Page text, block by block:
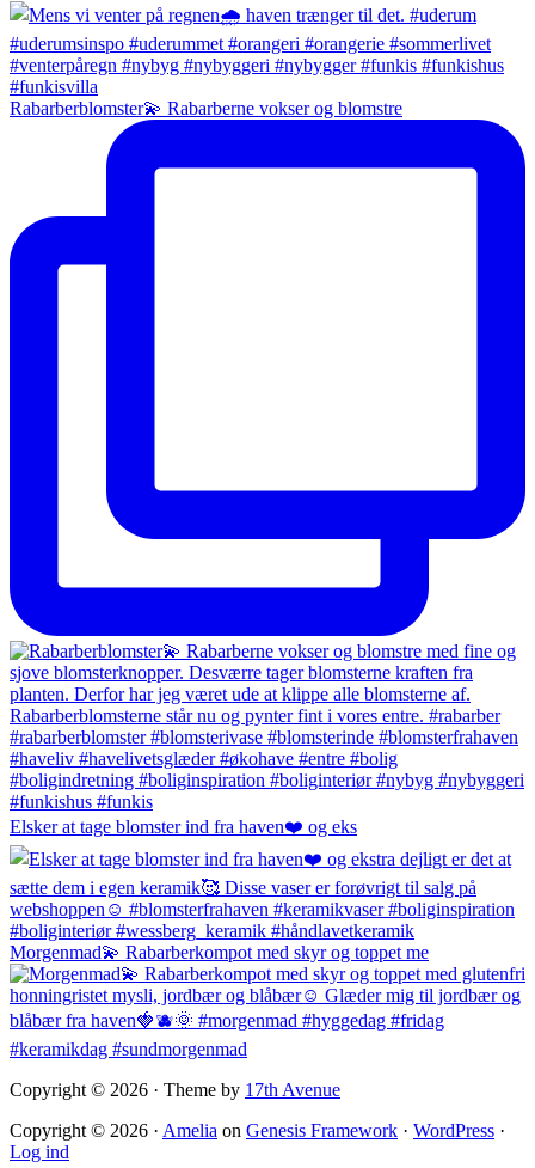
Rabarberblomster💫 Rabarberne vokser og blomstre
Elsker at tage blomster ind fra haven❤️ og eks
Morgenmad💫 Rabarberkompot med skyr og toppet me
Copyright © 2026 · Theme by 17th Avenue
Copyright © 2026 · Amelia on Genesis Framework · WordPress ·
Log ind